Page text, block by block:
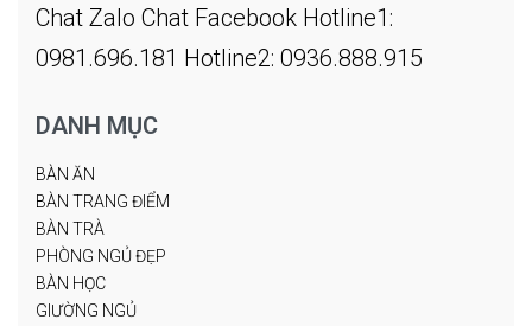
Chat Zalo Chat Facebook Hotline1:
0981.696.181 Hotline2: 0936.888.915
DANH MỤC
BÀN ĂN
BÀN TRANG ĐIỂM
BÀN TRÀ
PHÒNG NGỦ ĐẸP
BÀN HỌC
GIƯỜNG NGỦ